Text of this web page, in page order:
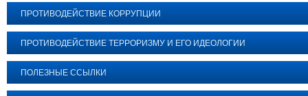
ПРОТИВОДЕЙСТВИЕ КОРРУПЦИИ
ПРОТИВОДЕЙСТВИЕ ТЕРРОРИЗМУ И ЕГО ИДЕОЛОГИИ
ПОЛЕЗНЫЕ ССЫЛКИ